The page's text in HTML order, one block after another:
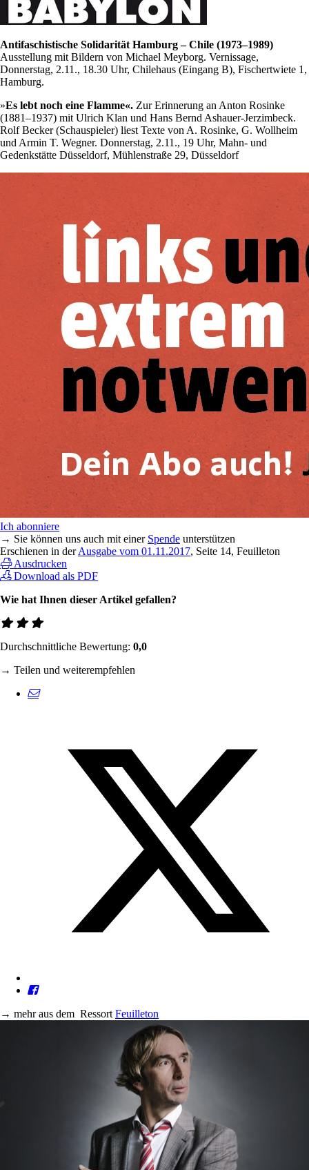
Antifaschistische Solidarität Hamburg – Chile (1973–1989)
Ausstellung mit Bildern von Michael Meyborg. Vernissage,
Donnerstag, 2.11., 18.30 Uhr, Chilehaus (Eingang B), Fischertwiete 1,
Hamburg.
»Es lebt noch eine Flamme«. Zur Erinnerung an Anton Rosinke
(1881–1937) mit Ulrich Klan und Hans Bernd Ashauer-Jerzimbeck.
Rolf Becker (Schauspieler) liest Texte von A. Rosinke, G. Wollheim
und Armin T. Wegner. Donnerstag, 2.11., 19 Uhr, Mahn- und
Gedenkstätte Düsseldorf, Mühlenstraße 29, Düsseldorf
Ich abonniere
→ Sie können uns auch mit einer Spende unterstützen
Erschienen in derAusgabe vom 01.11.2017, Seite 14, Feuilleton
Ausdrucken
Download als PDF
Wie hat Ihnen dieser Artikel gefallen?
Durchschnittliche Bewertung: 0,0
→ Teilen und weiterempfehlen
→ mehr aus dem Ressort Feuilleton